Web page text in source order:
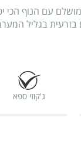
עם הנוף הכי
בזרעית בגליל
מקורה ומגוון
ג'קוזי ספא